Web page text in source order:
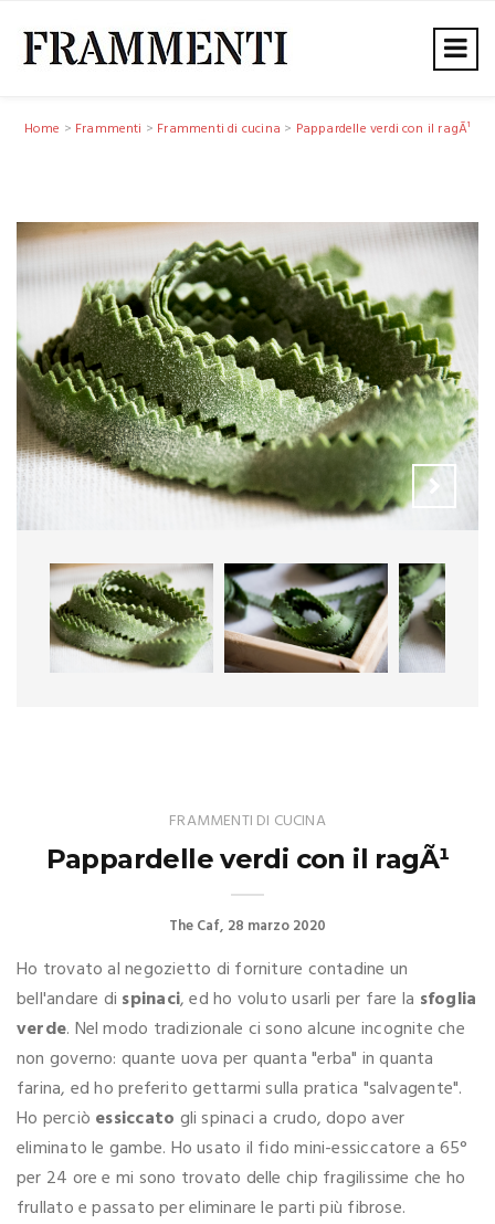
Home > Frammenti > Frammenti di cucina > Pappardelle verdi con il ragÃ¹
FRAMMENTI DI CUCINA
Pappardelle verdi con il ragÃ¹
The Caf 28 marzo 2020
Ho trovato al negozietto di forniture contadine un
bell'andare di spinaci, ed ho voluto usarli per fare la sfoglia
verde. Nel modo tradizionale ci sono alcune incognite che
non governo: quante uova per quanta "erba" in quanta
farina, ed ho preferito gettarmi sulla pratica "salvagente".
Ho perciò essiccato gli spinaci a crudo, dopo aver
eliminato le gambe. Ho usato il fido mini-essiccatore a 65°
per 24 ore e mi sono trovato delle chip fragilissime che ho
frullato e passato per eliminare le parti più fibrose.